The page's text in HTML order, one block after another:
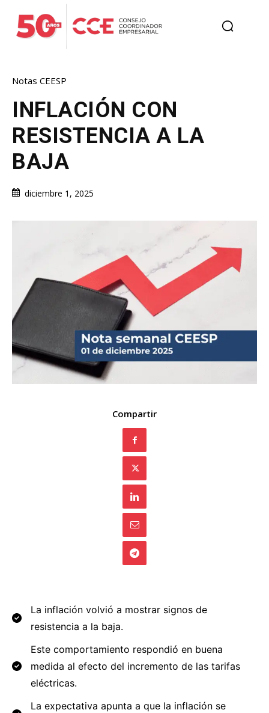
Notas CEESP
INFLACIÓN CON
RESISTENCIA A LA
BAJA
diciembre 1, 2025
Compartir
La inflación volvió a mostrar signos de
resistencia a la baja.
Este comportamiento respondió en buena
medida al efecto del incremento de las tarifas
eléctricas.
La expectativa apunta a que la inflación se